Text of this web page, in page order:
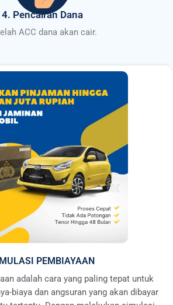
4. Pencairan Dana
ACC dana akan cair.
PEMBIAYAAN
adalah cara yang paling tepat untuk
biaya dan angsuran yang akan dibayar